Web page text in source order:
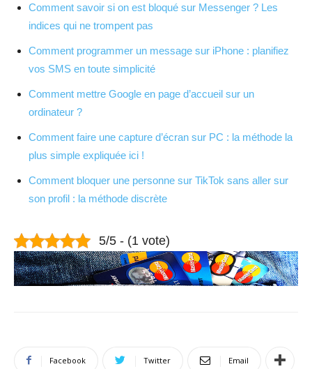
Comment savoir si on est bloqué sur Messenger ? Les
indices qui ne trompent pas
Comment programmer un message sur iPhone : planifiez
vos SMS en toute simplicité
Comment mettre Google en page d’accueil sur un
ordinateur ?
Comment faire une capture d’écran sur PC : la méthode la
plus simple expliquée ici !
Comment bloquer une personne sur TikTok sans aller sur
son profil : la méthode discrète
5/5 - (1 vote)
Facebook Twitter Email